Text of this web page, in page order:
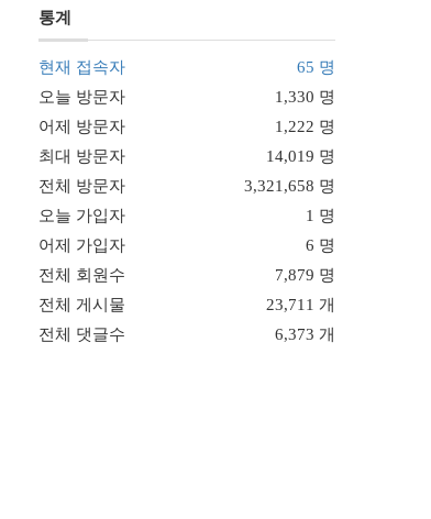
통계
현재 접속자
65 명
오늘 방문자
1,330 명
어제 방문자
1,222 명
최대 방문자
14,019 명
전체 방문자
3,321,658 명
오늘 가입자
1 명
어제 가입자
6 명
전체 회원수
7,879 명
전체 게시물
23,711 개
전체 댓글수
6,373 개